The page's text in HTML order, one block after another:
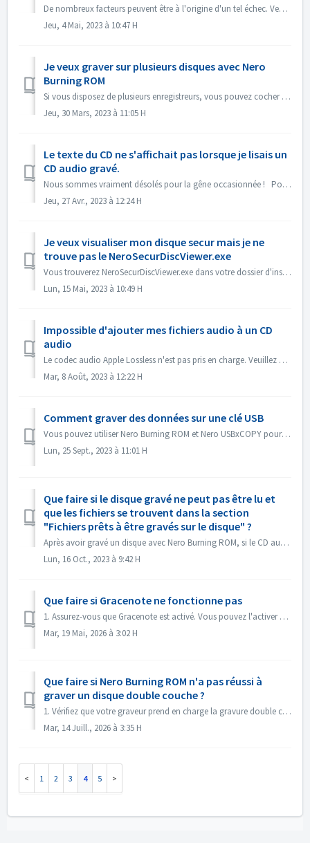
De nombreux facteurs peuvent être à l'origine d'un tel échec. Veuillez essayer les méthodes suivantes : 1. Changez les câbles de données sur le ...
Jeu, 4 Mai, 2023 à 10:47 H
Je veux graver sur plusieurs disques avec Nero
Burning ROM
Si vous disposez de plusieurs enregistreurs, vous pouvez cocher l'option "Utiliser plusieurs enregistreurs" dans l'onglet Gravure avant de...
Jeu, 30 Mars, 2023 à 11:05 H
Le texte du CD ne s'affichait pas lorsque je lisais un
CD audio gravé.
Nous sommes vraiment désolés pour la gêne occasionnée ! Pourriez-vous lire le CD avec Nero MediaHome et vérifier les métadonnées ? Vos lecteurs doivent pr...
Jeu, 27 Avr., 2023 à 12:24 H
Je veux visualiser mon disque secur mais je ne
trouve pas le NeroSecurDiscViewer.exe
Vous trouverez NeroSecurDiscViewer.exe dans votre dossier d'installation, quelque chose comme : C:\NProgrammes (x86)\NNero\N 2023\NNero Burning ROM\NSec...
Lun, 15 Mai, 2023 à 10:49 H
Impossible d'ajouter mes fichiers audio à un CD
audio
Le codec audio Apple Lossless n'est pas pris en charge. Veuillez vérifier le codec audio de vos fichiers. Ou envoyez-les nous pour vérification.
Mar, 8 Août, 2023 à 12:22 H
Comment graver des données sur une clé USB
Vous pouvez utiliser Nero Burning ROM et Nero USBxCOPY pour graver des données sur des clés/cartes USB. Dans Nero Burning ROM, 'Raspberry Pi OS' et ...
Lun, 25 Sept., 2023 à 11:01 H
Que faire si le disque gravé ne peut pas être lu et
que les fichiers se trouvent dans la section
"Fichiers prêts à être gravés sur le disque" ?
Après avoir gravé un disque avec Nero Burning ROM, si le CD audio ne peut pas être lu avec un lecteur CD, ouvrez le disque dans l'Explorateur Windows po...
Lun, 16 Oct., 2023 à 9:42 H
Que faire si Gracenote ne fonctionne pas
1. Assurez-vous que Gracenote est activé. Vous pouvez l'activer dans le menu « Fichier -> Options -> Base de données », en cochant l'option « ...
Mar, 19 Mai, 2026 à 3:02 H
Que faire si Nero Burning ROM n'a pas réussi à
graver un disque double couche ?
1. Vérifiez que votre graveur prend en charge la gravure double couche. 2. Réduisez la vitesse de gravure : une gravure à grande vitesse peut entraîner...
Mar, 14 Juill., 2026 à 3:35 H
1 2 3 4 5